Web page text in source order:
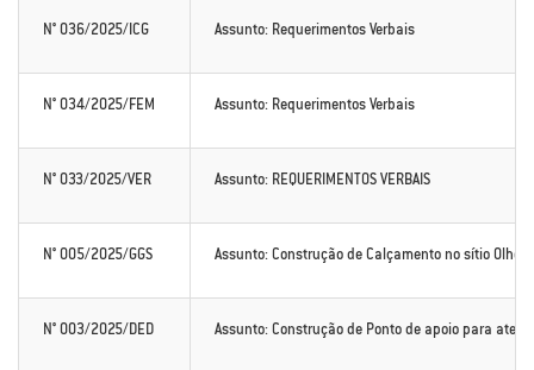
N° 036/2025/ICG Assunto: Requerimentos Verbais
N° 034/2025/FEM Assunto: Requerimentos Verbais
N° 033/2025/VER Assunto: REQUERIMENTOS VERBAIS
N° 005/2025/GGS Assunto: Construção de Calçamento no sítio Olho
N° 003/2025/DED Assunto: Construção de Ponto de apoio para